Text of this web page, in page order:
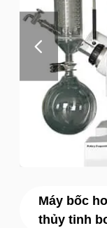
Máy bốc
thủy tinh